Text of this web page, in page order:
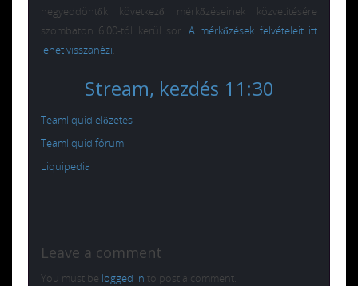
negyeddöntők következő mérkőzéseinek közvetítésére
szombaton 6:00-tól kerül sor.A mérkőzések felvételeit itt
lehet visszanézi.
Stream, kezdés 11:30
Teamliquid előzetes
Teamliquid fórum
Liquipedia
Leave a comment
You must be logged in to post a comment.